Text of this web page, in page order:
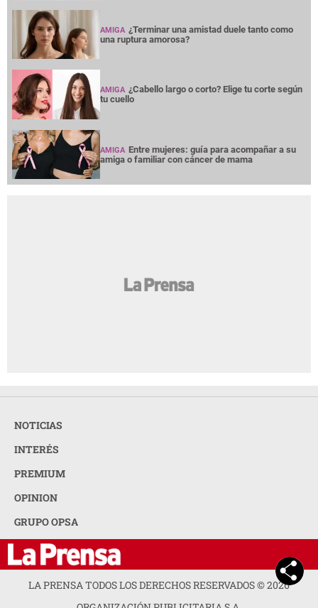
AMIGA ¿Terminar una amistad duele tanto como
una ruptura amorosa?
AMIGA ¿Cabello largo o corto? Elige tu corte según
tu cuello
AMIGA Entre mujeres: guía para acompañar a su
amiga o familiar con cáncer de mama
NOTICIAS
INTERÉS
PREMIUM
OPINION
GRUPO OPSA
LA PRENSA TODOS LOS DERECHOS RESERVADOS ©2026